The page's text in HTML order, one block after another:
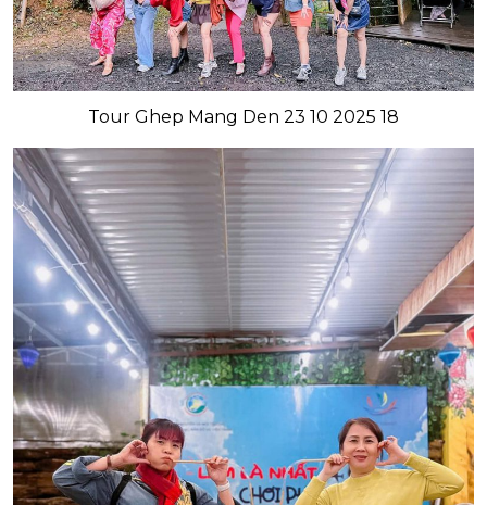
Tour Ghep Mang Den 23 10 2025 18